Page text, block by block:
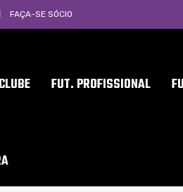
FAÇA-SE SÓCIO
CLUBE FUT. PROFISSIONAL